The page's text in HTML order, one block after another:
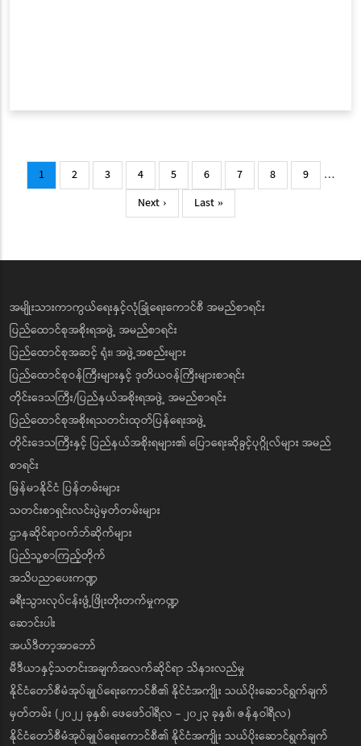
Pagination
Current
page
1 Page
2 Page
3 Page
4 Page
5 Page
6 Page
7 Page
8 Page
9
…
Next
page
Next ›
Last
page
Last »
အမျိုးသားကာကွယ်ရေးနှင့်လုံခြုံရေးကောင်စီ အမည်စာရင်း
ပြည်ထောင်စုအစိုးရအဖွဲ့ အမည်စာရင်း
ပြည်ထောင်စုအဆင့် ရုံး၊ အဖွဲ့အစည်းများ
ပြည်ထောင်စုဝန်ကြီးများနှင့် ဒုတိယဝန်ကြီးများစာရင်း
တိုင်းဒေသကြီး/ပြည်နယ်အစိုးရအဖွဲ့ အမည်စာရင်း
ပြည်ထောင်စုအစိုးရသတင်းထုတ်ပြန်ရေးအဖွဲ့
တိုင်းဒေသကြီးနှင့် ပြည်နယ်အစိုးရများ၏ ပြောရေးဆိုခွင့်ပုဂ္ဂိုလ်များ အမည်
စာရင်း
မြန်မာနိုင်ငံ ပြန်တမ်းများ
သတင်းစာရှင်းလင်းပွဲမှတ်တမ်းများ
ဌာနဆိုင်ရာဝက်ဘ်ဆိုက်များ
ပြည်သူ့စာကြည့်တိုက်
အသိပညာပေးကဏ္ဍ
ခရီးသွားလုပ်ငန်းဖွံ့ဖြိုးတိုးတက်မှုကဏ္ဍ
ဆောင်းပါး
အယ်ဒီတာ့အာဘော်
မီဒီယာနှင့်သတင်းအချက်အလက်ဆိုင်ရာ သိနားလည်မှု
နိုင်ငံတော်စီမံအုပ်ချုပ်ရေးကောင်စီ၏ နိုင်ငံအကျိုး သယ်ပိုးဆောင်ရွက်ချက်
မှတ်တမ်း (၂၀၂၂ ခုနှစ်၊ ဖေဖော်ဝါရီလ - ၂၀၂၃ ခုနှစ်၊ ဇန်နဝါရီလ)
နိုင်ငံတော်စီမံအုပ်ချုပ်ရေးကောင်စီ၏ နိုင်ငံအကျိုး သယ်ပိုးဆောင်ရွက်ချက်